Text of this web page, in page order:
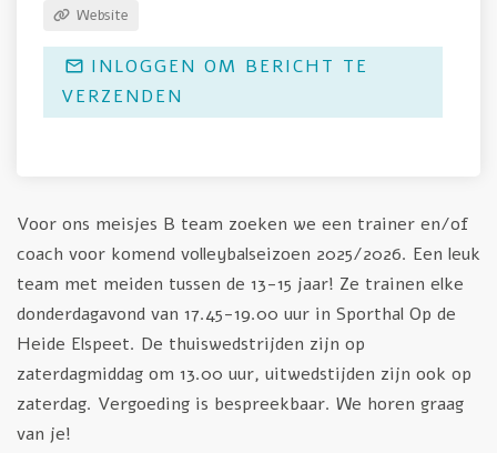
Website
INLOGGEN OM BERICHT TE
VERZENDEN
Voor ons meisjes B team zoeken we een trainer en/of
coach voor komend volleybalseizoen 2025/2026. Een leuk
team met meiden tussen de 13-15 jaar! Ze trainen elke
donderdagavond van 17.45-19.00 uur in Sporthal Op de
Heide Elspeet. De thuiswedstrijden zijn op
zaterdagmiddag om 13.00 uur, uitwedstijden zijn ook op
zaterdag. Vergoeding is bespreekbaar. We horen graag
van je!